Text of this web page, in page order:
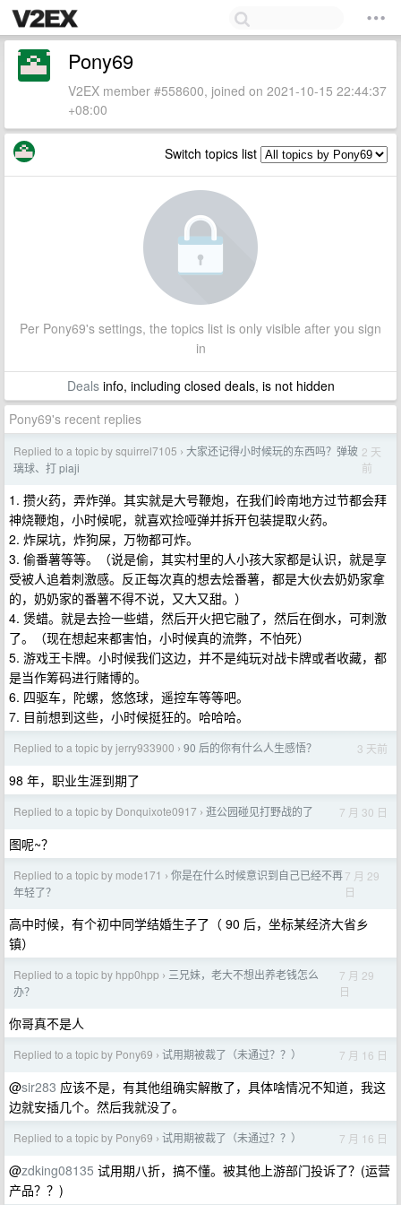
Pony69
V2EX member #558600, joined on 2021-10-15 22:44:37
+08:00
Switch topics list
Per Pony69's settings, the topics list is only visible after you sign
in
Dealsinfo, including closed deals, is not hidden
Pony69's recent replies
Replied to a topic by squirrel7105 › 大家还记得小时候玩的东西吗？弹玻
璃球、打 piaji
2 天
前
1. 攒火药，弄炸弹。其实就是大号鞭炮，在我们岭南地方过节都会拜
神烧鞭炮，小时候呢，就喜欢捡哑弹并拆开包装提取火药。
2. 炸屎坑，炸狗屎，万物都可炸。
3. 偷番薯等等。（说是偷，其实村里的人小孩大家都是认识，就是享
受被人追着刺激感。反正每次真的想去烩番薯，都是大伙去奶奶家拿
的，奶奶家的番薯不得不说，又大又甜。）
4. 煲蜡。就是去捡一些蜡，然后开火把它融了，然后在倒水，可刺激
了。（现在想起来都害怕，小时候真的流弊，不怕死）
5. 游戏王卡牌。小时候我们这边，并不是纯玩对战卡牌或者收藏，都
是当作筹码进行赌博的。
6. 四驱车，陀螺，悠悠球，遥控车等等吧。
7. 目前想到这些，小时候挺狂的。哈哈哈。
Replied to a topic by jerry933900 › 90 后的你有什么人生感悟？ 3 天前
98 年，职业生涯到期了
Replied to a topic by Donquixote0917 › 逛公园碰见打野战的了 7 月 30 日
图呢~？
Replied to a topic by mode171 › 你是在什么时候意识到自己已经不再
年轻了？
7 月 29
日
高中时候，有个初中同学结婚生子了（ 90 后，坐标某经济大省乡
镇）
Replied to a topic by hpp0hpp › 三兄妹，老大不想出养老钱怎么
办？
7 月 29
日
你哥真不是人
Replied to a topic by Pony69 › 试用期被裁了（未通过？？） 7 月 16 日
@sir283 应该不是，有其他组确实解散了，具体啥情况不知道，我这
边就安插几个。然后我就没了。
Replied to a topic by Pony69 › 试用期被裁了（未通过？？） 7 月 16 日
@zdking08135 试用期八折，搞不懂。被其他上游部门投诉了？(运营
产品？？)